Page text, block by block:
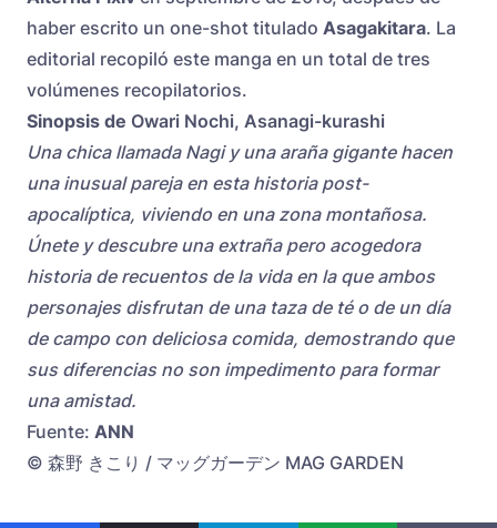
haber escrito un one-shot titulado Asagakitara. La
editorial recopiló este manga en un total de tres
volúmenes recopilatorios.
Sinopsis de Owari Nochi, Asanagi-kurashi
Una chica llamada Nagi y una araña gigante hacen
una inusual pareja en esta historia post-
apocalíptica, viviendo en una zona montañosa.
Únete y descubre una extraña pero acogedora
historia de recuentos de la vida en la que ambos
personajes disfrutan de una taza de té o de un día
de campo con deliciosa comida, demostrando que
sus diferencias no son impedimento para formar
una amistad.
Fuente: ANN
© 森野 きこり / マッグガーデン MAG GARDEN